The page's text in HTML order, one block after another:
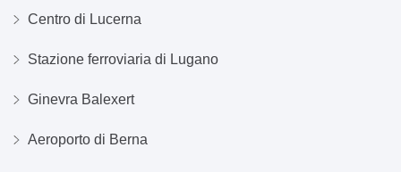
Centro di Lucerna
Stazione ferroviaria di Lugano
Ginevra Balexert
Aeroporto di Berna